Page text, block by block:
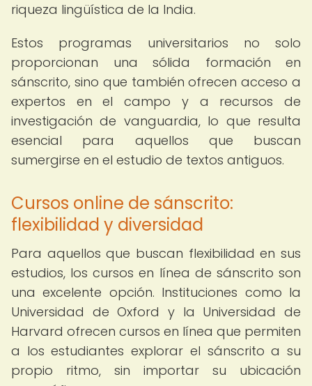
riqueza lingüística de la India.
Estos programas universitarios no solo
proporcionan una sólida formación en
sánscrito, sino que también ofrecen acceso a
expertos en el campo y a recursos de
investigación de vanguardia, lo que resulta
esencial para aquellos que buscan
sumergirse en el estudio de textos antiguos.
Cursos online de sánscrito:
flexibilidad y diversidad
Para aquellos que buscan flexibilidad en sus
estudios, los cursos en línea de sánscrito son
una excelente opción. Instituciones como la
Universidad de Oxford y la Universidad de
Harvard ofrecen cursos en línea que permiten
a los estudiantes explorar el sánscrito a su
propio ritmo, sin importar su ubicación